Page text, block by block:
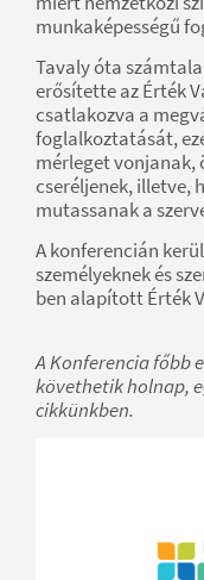
munkaképességű
Tavaly óta
erősítette az Érték
csatlakozva a
foglalkoztatását,
mérleget vonjanak,
cseréljenek, illetve,
mutassanak a
A konferencián
személyeknek és
ben alapított Érték
A Konferencia főbb
követhetik holnap,
cikkünkben.